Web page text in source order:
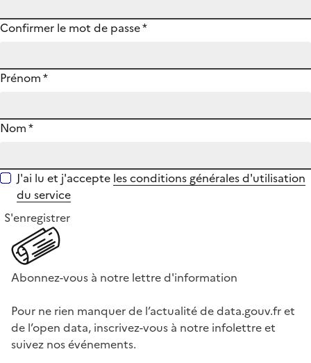
Confirmer le mot de passe*
Prénom*
Nom*
J'ai lu et j'accepte les conditions générales d'utilisation
du service
S'enregistrer
Abonnez-vous à notre lettre d'information
Pour ne rien manquer de l’actualité de data.gouv.fr et
de l’open data, inscrivez-vous à notre infolettre et
suivez nos événements.